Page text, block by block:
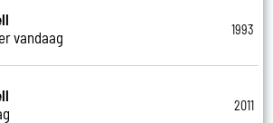
vandaag
1993
2011